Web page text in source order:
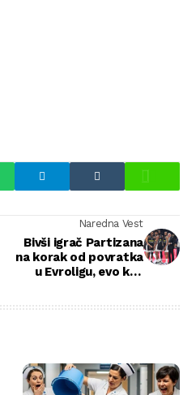
Naredna Vest
Bivši igrač Partizana
na korak od povratka
u Evroligu, evo koji